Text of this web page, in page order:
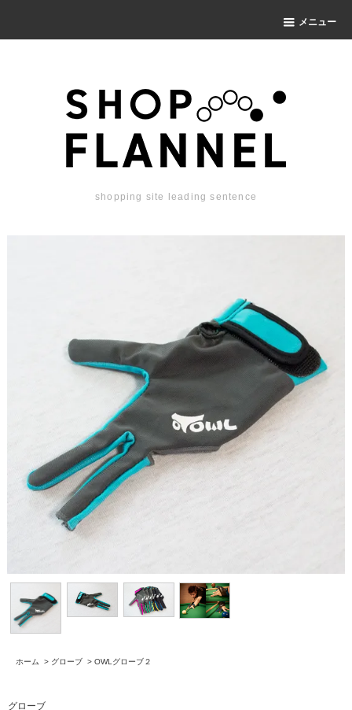
メニュー
shopping site leading sentence
ホーム > グローブ > OWLグローブ２
グローブ